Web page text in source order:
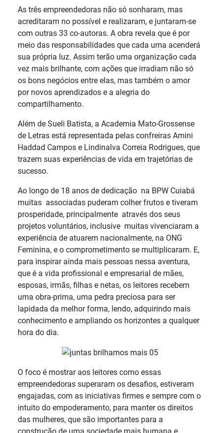
As três empreendedoras não só sonharam, mas
acreditaram no possível e realizaram, e juntaram-se
com outras 33 co-autoras. A obra revela que é por
meio das responsabilidades que cada uma acenderá
sua própria luz. Assim terão uma organização cada
vez mais brilhante, com ações que irradiam não só
os bons negócios entre elas, mas também o amor
por novos aprendizados e a alegria do
compartilhamento.
Além de Sueli Batista, a Academia Mato-Grossense
de Letras está representada pelas confreiras Amini
Haddad Campos e Lindinalva Correia Rodrigues, que
trazem suas experiências de vida em trajetórias de
sucesso.
Ao longo de 18 anos de dedicação na BPW Cuiabá
muitas associadas puderam colher frutos e tiveram
prosperidade, principalmente através dos seus
projetos voluntários, inclusive muitas vivenciaram a
experiência de atuarem nacionalmente, na ONG
Feminina, e o comprometimento se multiplicaram. E,
para inspirar ainda mais pessoas nessa aventura,
que é a vida profissional e empresarial de mães,
esposas, irmãs, filhas e netas, os leitores recebem
uma obra-prima, uma pedra preciosa para ser
lapidada da melhor forma, lendo, adquirindo mais
conhecimento e ampliando os horizontes a qualquer
hora do dia.
O foco é mostrar aos leitores como essas
empreendedoras superaram os desafios, estiveram
engajadas, com as iniciativas firmes e sempre com o
intuito do empoderamento, para manter os direitos
das mulheres, que são importantes para a